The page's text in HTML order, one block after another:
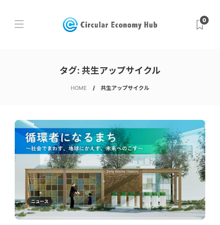
0
タグ: 共生アップサイクル
HOME 共生アップサイクル
ニュース